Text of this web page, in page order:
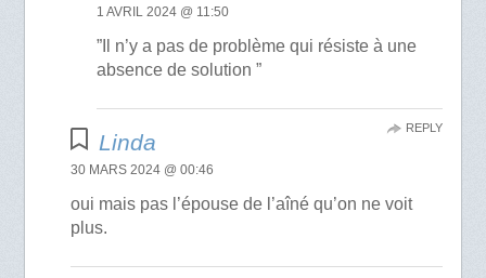
1 AVRIL 2024 @ 11:50
”Il n’y a pas de problème qui résiste à une
absence de solution ”
Linda
30 MARS 2024 @ 00:46
oui mais pas l’épouse de l’aîné qu’on ne voit
plus.
REPLY